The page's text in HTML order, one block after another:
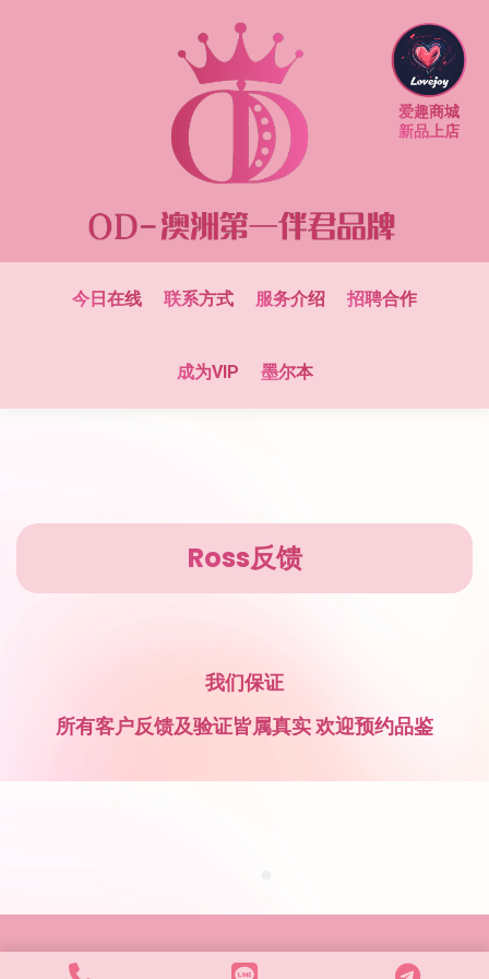
今日在线 联系方式 服务介绍 招聘合作
成为VIP 墨尔本
Ross反馈
我们保证
所有客户反馈及验证皆属真实 欢迎预约品鉴
爱趣商城
新品上店